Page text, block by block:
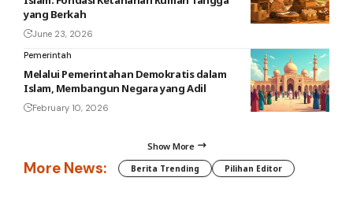
yang Berkah
June 23, 2026
Pemerintah
Melalui Pemerintahan Demokratis dalam
Islam, Membangun Negara yang Adil
February 10, 2026
Show More
More News: Berita Trending Pilihan Editor